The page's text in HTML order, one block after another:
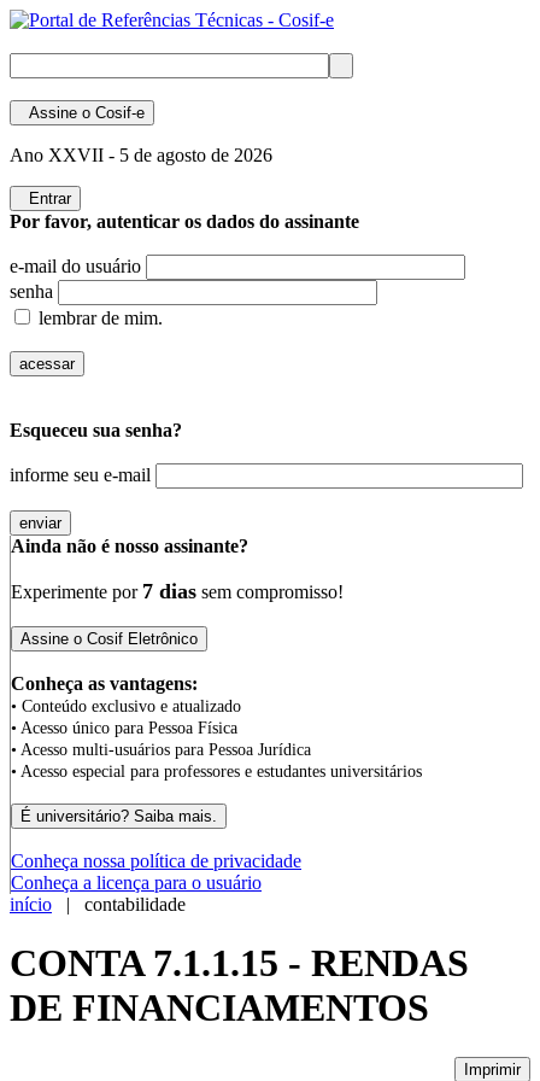
Assine o Cosif-e
Ano XXVII - 5 de agosto de 2026
Entrar
Por favor, autenticar os dados do assinante
e-mail do usuário
senha
lembrar de mim.
Esqueceu sua senha?
informe seu e-mail
Ainda não é nosso assinante?
Experimente por 7 dias sem compromisso!
Conheça as vantagens:
• Conteúdo exclusivo e atualizado
• Acesso único para Pessoa Física
• Acesso multi-usuários para Pessoa Jurídica
• Acesso especial para professores e estudantes universitários
Conheça nossa política de privacidade
Conheça a licença para o usuário
início | contabilidade
CONTA 7.1.1.15 - RENDAS
DE FINANCIAMENTOS
Imprimir